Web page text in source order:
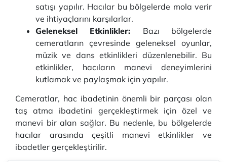
satışı yapılır. Hacılar bu bölgelerde mola verir
ve ihtiyaçlarını karşılarlar.
Geleneksel Etkinlikler: Bazı bölgelerde
cemeratların çevresinde geleneksel oyunlar,
müzik ve dans etkinlikleri düzenlenebilir. Bu
etkinlikler, hacıların manevi deneyimlerini
kutlamak ve paylaşmak için yapılır.
Cemeratlar, hac ibadetinin önemli bir parçası olan
taş atma ibadetini gerçekleştirmek için özel ve
manevi bir alan sağlar. Bu nedenle, bu bölgelerde
hacılar arasında çeşitli manevi etkinlikler ve
ibadetler gerçekleştirilir.